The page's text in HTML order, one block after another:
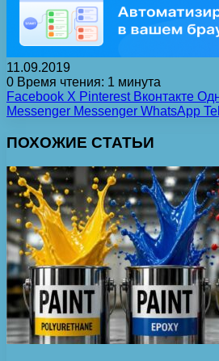
11.09.2019
0 Время чтения: 1 минута
Facebook X Pinterest Вконтакте
Messenger Messenger WhatsApp
ПОХОЖИЕ СТАТЬИ